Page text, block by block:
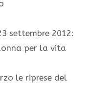
settembre 2012:
per la vita
le riprese del